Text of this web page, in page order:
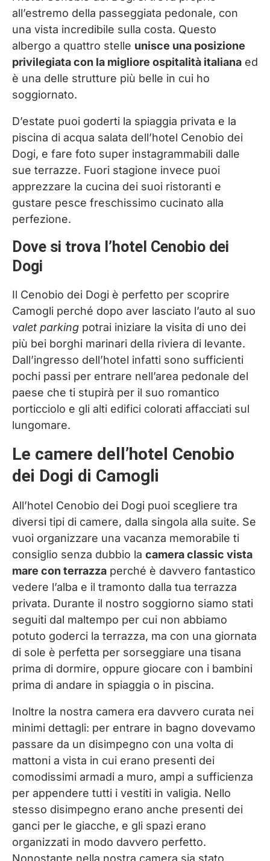
all’estremo della passeggiata pedonale, con
una vista incredibile sulla costa. Questo
albergo a quattro stelle unisce una posizione
privilegiata con la migliore ospitalità italiana ed
è una delle strutture più belle in cui ho
soggiornato.
D’estate puoi goderti la spiaggia privata e la
piscina di acqua salata dell’hotel Cenobio dei
Dogi, e fare foto super instagrammabili dalle
sue terrazze. Fuori stagione invece puoi
apprezzare la cucina dei suoi ristoranti e
gustare pesce freschissimo cucinato alla
perfezione.
Dove si trova l’hotel Cenobio dei
Dogi
Il Cenobio dei Dogi è perfetto per scoprire
Camogli perché dopo aver lasciato l’auto al suo
valet parking potrai iniziare la visita di uno dei
più bei borghi marinari della riviera di levante.
Dall’ingresso dell’hotel infatti sono sufficienti
pochi passi per entrare nell’area pedonale del
paese che ti stupirà per il suo romantico
porticciolo e gli alti edifici colorati affacciati sul
lungomare.
Le camere dell’hotel Cenobio
dei Dogi di Camogli
All’hotel Cenobio dei Dogi puoi scegliere tra
diversi tipi di camere, dalla singola alla suite. Se
vuoi organizzare una vacanza memorabile ti
consiglio senza dubbio la camera classic vista
mare con terrazza perché è davvero fantastico
vedere l’alba e il tramonto dalla tua terrazza
privata. Durante il nostro soggiorno siamo stati
seguiti dal maltempo per cui non abbiamo
potuto goderci la terrazza, ma con una giornata
di sole è perfetta per sorseggiare una tisana
prima di dormire, oppure giocare con i bambini
prima di andare in spiaggia o in piscina.
Inoltre la nostra camera era davvero curata nei
minimi dettagli: per entrare in bagno dovevamo
passare da un disimpegno con una volta di
mattoni a vista in cui erano presenti dei
comodissimi armadi a muro, ampi a sufficienza
per appendere tutti i vestiti in valigia. Nello
stesso disimpegno erano anche presenti dei
ganci per le giacche, e gli spazi erano
organizzati in modo davvero perfetto.
Nonostante nella nostra camera sia stato